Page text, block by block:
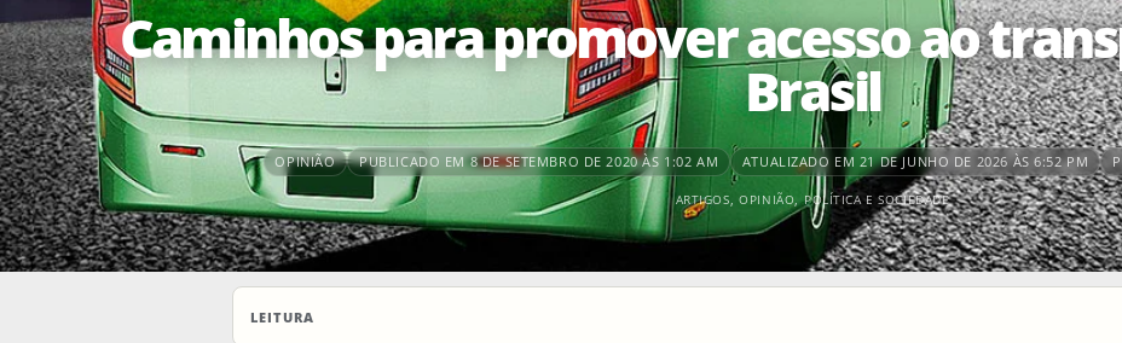
Caminhos para promover acesso ao
Brasil
OPINIÃO PUBLICADO EM 8 DE SETEMBRO DE 2020 ÀS 1:02 AM ATUALIZADO EM 21 DE JUNHO DE 2026 ÀS 6:52 PM
ARTIGOS,OPINIÃO,POLÍTICA E SOCIEDADE
LEITURA